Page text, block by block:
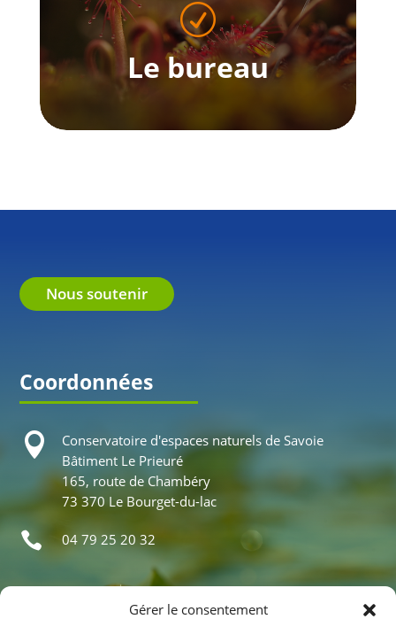
Gérer le consentement
R
Le bureau
Le bureau
Coordonnées

Conservatoire d'espaces naturels de Savoie
Bâtiment Le Prieuré
165, route de Chambéry
73 370 Le Bourget-du-lac
04 79 25 20 32